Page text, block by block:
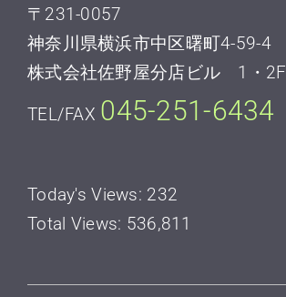
〒231-0057
神奈川県横浜市中区曙町4-59-4
株式会社佐野屋分店ビル 1・2F
TEL/FAX 045-251-6434
Today's Views: 232
Total Views: 536,811